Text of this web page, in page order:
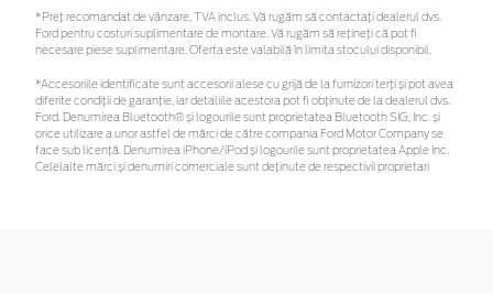
*Preţ recomandat de vânzare, TVA inclus. Vă rugăm să contactaţi dealerul dvs.
Ford pentru costuri suplimentare de montare. Vă rugăm să rețineți că pot fi
necesare piese suplimentare. Oferta este valabilă în limita stocului disponibil.
*Accesoriile identificate sunt accesorii alese cu grijă de la furnizori terți și pot avea
diferite condiții de garanție, iar detaliile acestora pot fi obținute de la dealerul dvs.
Ford. Denumirea Bluetooth® și logourile sunt proprietatea Bluetooth SIG, Inc. și
orice utilizare a unor astfel de mărci de către compania Ford Motor Company se
face sub licență. Denumirea iPhone/iPod și logourile sunt proprietatea Apple Inc.
Celelalte mărci și denumiri comerciale sunt deținute de respectivii proprietari